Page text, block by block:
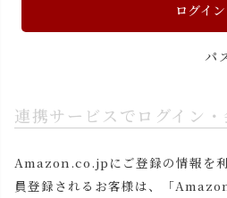
ログイン
パ
連携サービスでログイン
Amazon.co.jpにご登録の情報を
員登録されるお客様は、「